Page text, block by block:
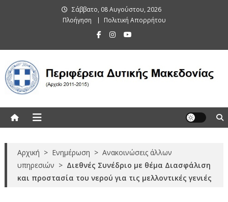
Σάββατο, 08 Αυγούστου, 2026
Πλοήγηση
Πολιτική Απορρήτου
Αρχική > Ενημέρωση > Ανακοινώσεις άλλων
υπηρεσιών > Διεθνές Συνέδριο με θέμα Διασφάλιση
και προστασία του νερού για τις μελλοντικές γενιές